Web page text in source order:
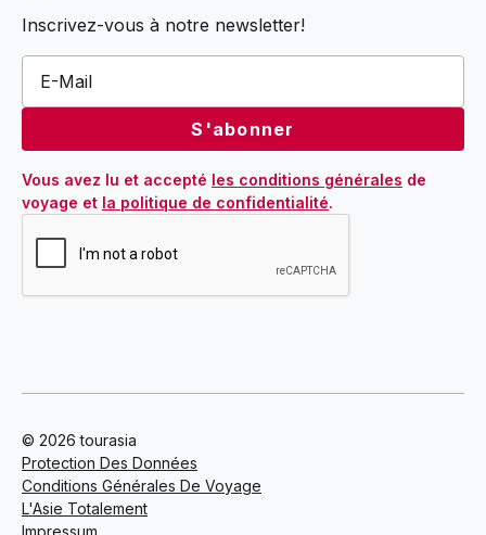
Inscrivez-vous à notre newsletter!
Vous avez lu et accepté les conditions générales de
voyage et la politique de confidentialité.
© 2026 tourasia
Protection Des Données
Conditions Générales De Voyage
L'Asie Totalement